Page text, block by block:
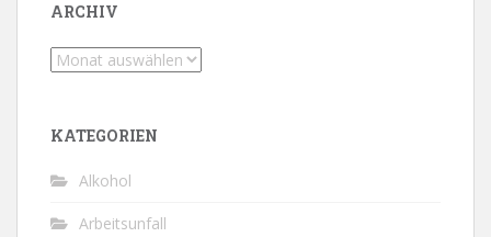
ARCHIV
Archiv
KATEGORIEN
Alkohol
Arbeitsunfall